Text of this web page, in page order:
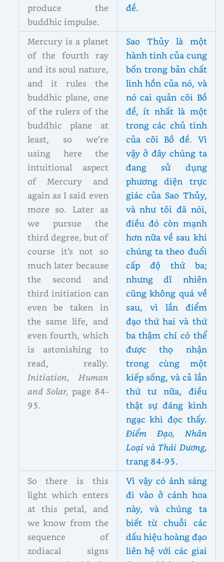
produce the
buddhic impulse.
đề.
Mercury is a planet
of the fourth ray
and its soul nature,
and it rules the
buddhic plane, one
of the rulers of the
buddhic plane at
least, so we’re
using here the
intuitional aspect
of Mercury and
again as I said even
more so. Later as
we pursue the
third degree, but of
course it’s not so
much later because
the second and
third initiation can
even be taken in
the same life, and
even fourth, which
is astonishing to
read, really.
Initiation, Human
and Solar, page 84-
95.
Sao Thủy là một
hành tinh của cung
bốn trong bản chất
linh hồn của nó, và
nó cai quản cõi Bồ
đề, ít nhất là một
trong các chủ tinh
của cõi Bồ đề. Vì
vậy ở đây chúng ta
đang sử dụng
phương diện trực
giác của Sao Thủy,
và như tôi đã nói,
điều đó còn mạnh
hơn nữa về sau khi
chúng ta theo đuổi
cấp độ thứ ba;
nhưng dĩ nhiên
cũng không quá về
sau, vì lần điểm
đạo thứ hai và thứ
ba thậm chí có thể
được thọ nhận
trong cùng một
kiếp sống, và cả lần
thứ tư nữa, điều
thật sự đáng kinh
ngạc khi đọc thấy.
Điểm Đạo, Nhân
Loại và Thái Dương,
trang 84-95.
So there is this
light which enters
at this petal, and
we know from the
sequence of
zodiacal signs
Vì vậy có ánh sáng
đi vào ở cánh hoa
này, và chúng ta
biết từ chuỗi các
dấu hiệu hoàng đạo
liên hệ với các giai